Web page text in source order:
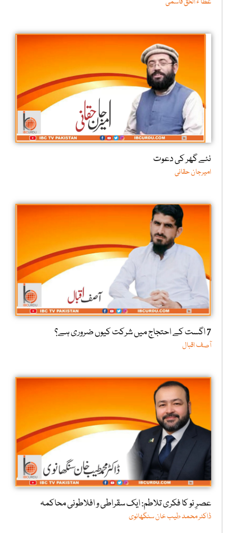
نئے گھر کی دعوت
امیرجان حقانی
7 اگست کے احتجاج میں شرکت کیوں ضروری ہے؟
آصف اقبال
عصرِ نو کا فکری تلاطم: ایک سقراطی و افلاطونی محاکمہ
ڈاکٹر محمد طیب خان سنگھانوی